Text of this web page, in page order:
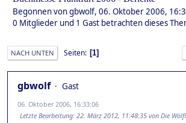
Begonnen von gbwolf, 06. Oktober 2006,
0 Mitglieder und 1 Gast betrachten dieses
NACH UNTEN Seiten 1
gbwolf Gast
06. Oktober 2006, 16:33:06
Letzte Bearbeitung: 22. März 2012, 11:48:35 von Die